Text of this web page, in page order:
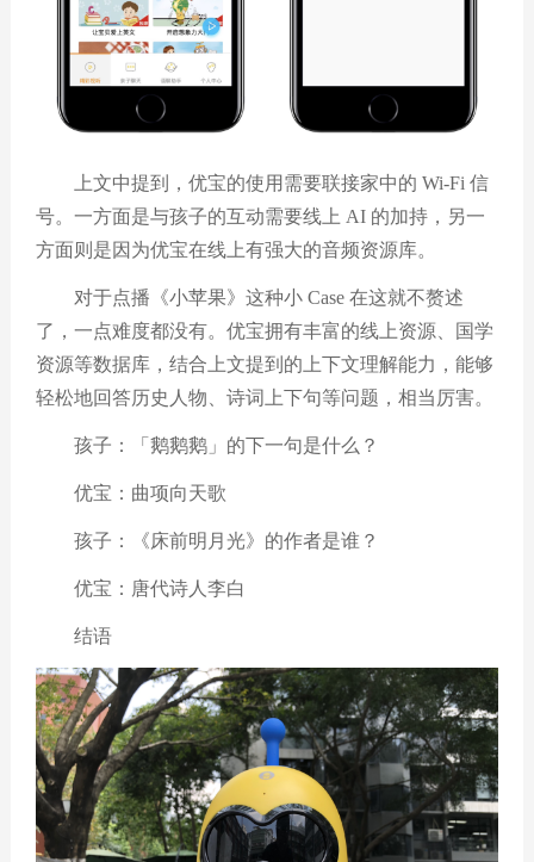
上文中提到，优宝的使用需要联接家中的 Wi-Fi 信
号。一方面是与孩子的互动需要线上 AI 的加持，另一
方面则是因为优宝在线上有强大的音频资源库。
对于点播《小苹果》这种小 Case 在这就不赘述
了，一点难度都没有。优宝拥有丰富的线上资源、国学
资源等数据库，结合上文提到的上下文理解能力，能够
轻松地回答历史人物、诗词上下句等问题，相当厉害。
孩子：「鹅鹅鹅」的下一句是什么？
优宝：曲项向天歌
孩子：《床前明月光》的作者是谁？
优宝：唐代诗人李白
结语